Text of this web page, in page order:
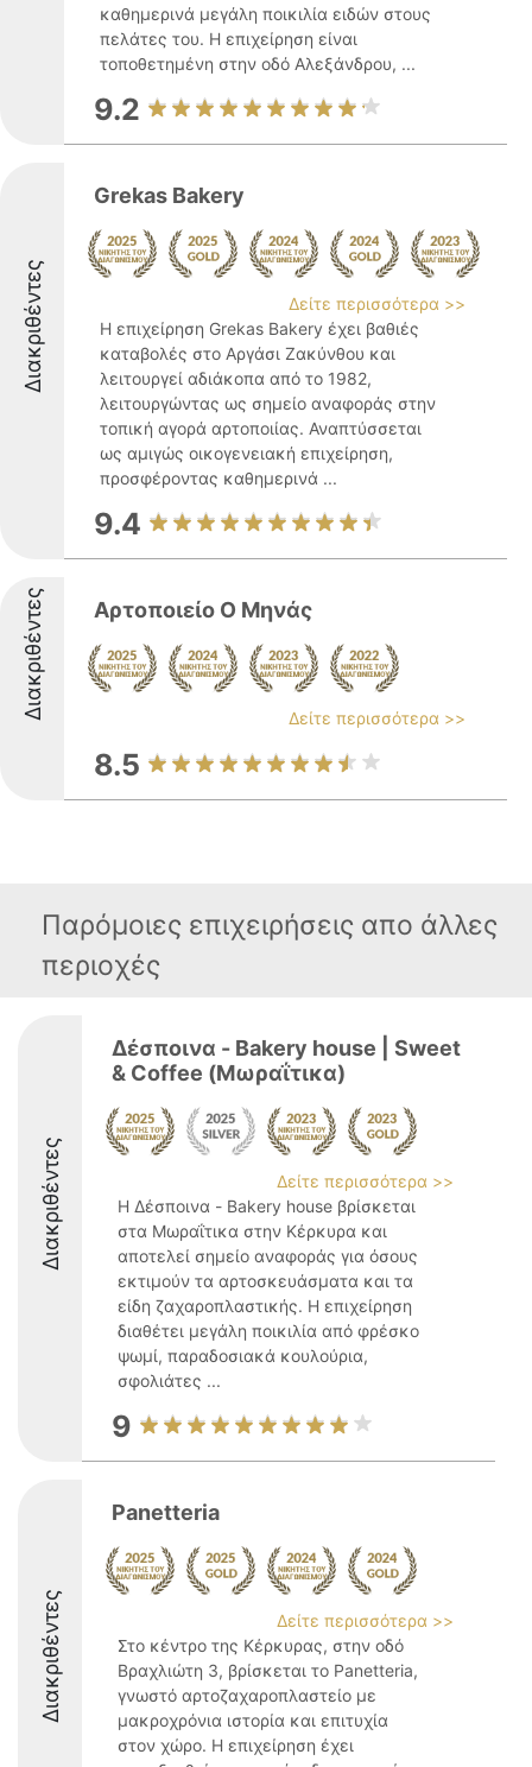
καθημερινά μεγάλη ποικιλία ειδών στους
πελάτες του. Η επιχείρηση είναι
τοποθετημένη στην οδό Αλεξάνδρου, ...
9.2
Διακριθέντες
Grekas Bakery
Δείτε περισσότερα >>
Η επιχείρηση Grekas Bakery έχει βαθιές
καταβολές στο Αργάσι Ζακύνθου και
λειτουργεί αδιάκοπα από το 1982,
λειτουργώντας ως σημείο αναφοράς στην
τοπική αγορά αρτοποιίας. Αναπτύσσεται
ως αμιγώς οικογενειακή επιχείρηση,
προσφέροντας καθημερινά ...
9.4
Διακριθέντες Αρτοποιείο Ο Μηνάς
Δείτε περισσότερα >>
8.5
Παρόμοιες επιχειρήσεις απο άλλες
περιοχές
Διακριθέντες
Δέσποινα - Bakery house | Sweet
& Coffee (Μωραΐτικα)
Δείτε περισσότερα >>
Η Δέσποινα - Bakery house βρίσκεται
στα Μωραΐτικα στην Κέρκυρα και
αποτελεί σημείο αναφοράς για όσους
εκτιμούν τα αρτοσκευάσματα και τα
είδη ζαχαροπλαστικής. Η επιχείρηση
διαθέτει μεγάλη ποικιλία από φρέσκο
ψωμί, παραδοσιακά κουλούρια,
σφολιάτες ...
9
Διακριθέντες
Panetteria
Δείτε περισσότερα >>
Στο κέντρο της Κέρκυρας, στην οδό
Βραχλιώτη 3, βρίσκεται το Panetteria,
γνωστό αρτοζαχαροπλαστείο με
μακροχρόνια ιστορία και επιτυχία
στον χώρο. Η επιχείρηση έχει